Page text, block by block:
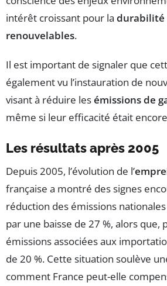
intérêt croissant pour la durabilité
renouvelables.
Il est important de signaler que
également vu l’instauration de
visant à réduire lesémissions de
même si leur efficacité était
Les résultats après 2005
Depuis 2005, l’évolution de l’
française a montré des signes
réduction des émissions nationales
par une baisse de 27 %, alors que,
émissions associées aux
de 20 %. Cette situation soulève
comment France peut-elle